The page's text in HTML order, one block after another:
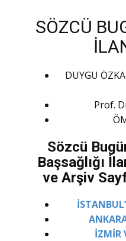
SÖZCÜ
DUYGU
Prof.
Sözcü
Başsağlığı
ve Arşiv
İZMİR